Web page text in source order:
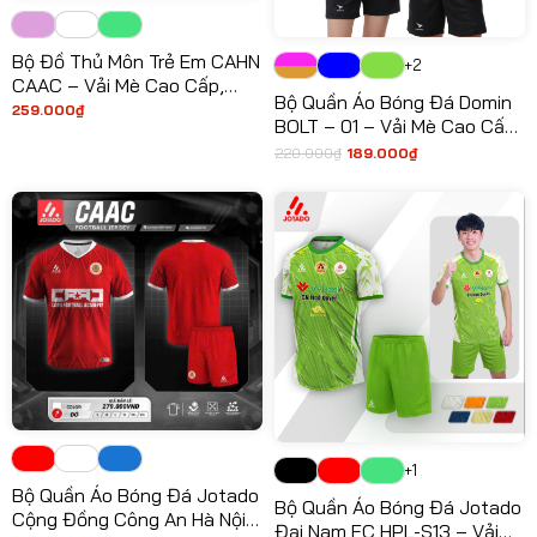
Bộ Đồ Thủ Môn Trẻ Em CAHN
CAAC – Vải Mè Cao Cấp,
Siêu Bền
259.000₫
+2
Bộ Quần Áo Bóng Đá Domin
BOLT – 01 – Vải Mè Cao Cấp,
Siêu Nhẹ, Thiết Kế Hiện Đại
220.000₫
Giá
220.000₫.
189.000₫
Giá
189.000₫.
Bộ Quần Áo Bóng Đá Jotado
Cộng Đồng Công An Hà Nội –
+1
Bộ Quần Áo Bóng Đá Jotado
Đại Nam FC HPL-S13 – Vải